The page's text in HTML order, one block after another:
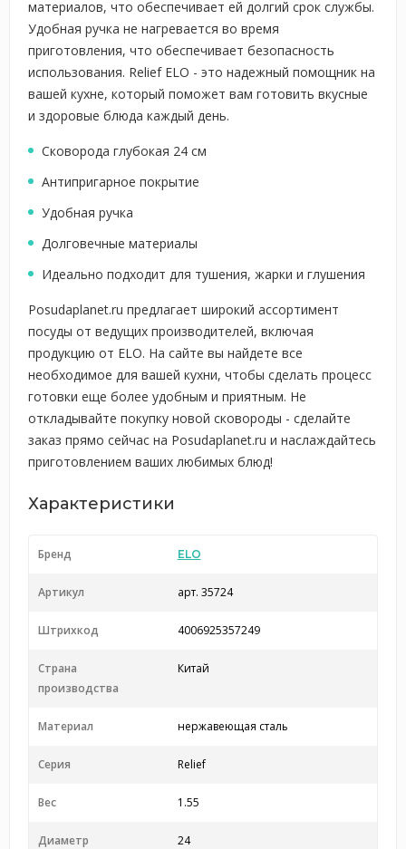
материалов, что обеспечивает ей долгий срок службы.
Удобная ручка не нагревается во время
приготовления, что обеспечивает безопасность
использования. Relief ELO - это надежный помощник на
вашей кухне, который поможет вам готовить вкусные
и здоровые блюда каждый день.
Сковорода глубокая 24 см
Антипригарное покрытие
Удобная ручка
Долговечные материалы
Идеально подходит для тушения, жарки и глушения
Posudaplanet.ru предлагает широкий ассортимент
посуды от ведущих производителей, включая
продукцию от ELO. На сайте вы найдете все
необходимое для вашей кухни, чтобы сделать процесс
готовки еще более удобным и приятным. Не
откладывайте покупку новой сковороды - сделайте
заказ прямо сейчас на Posudaplanet.ru и наслаждайтесь
приготовлением ваших любимых блюд!
Характеристики
Бренд ELO
Артикул арт. 35724
Штрихкод 4006925357249
Страна
производства
Китай
Материал нержавеющая сталь
Серия Relief
Вес 1.55
Диаметр 24